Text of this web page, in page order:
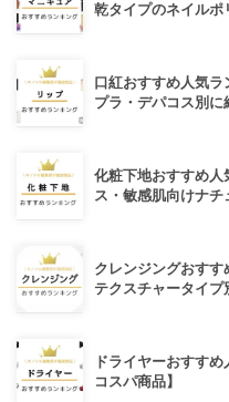
乾タイプのネイルポ
口紅おすすめ人気
プラ・デパコス別に
化粧下地おすすめ人
ス・敏感肌向けナチ
クレンジングおす
テクスチャータイプ
ドライヤーおすす
コスパ商品】